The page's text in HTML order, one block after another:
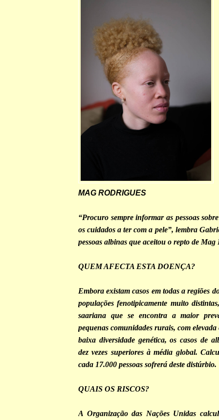
MAG RODRIGUES
“Procuro sempre informar as pessoas
os cuidados a ter com a pele”, lembra
pessoas albinas que aceitou o repto de Mag
QUEM AFECTA ESTA DOENÇA?
Embora existam casos em todas a regiões
populações fenotipicamente muito
saariana que se encontra a maior
pequenas comunidades rurais, com
baixa diversidade genética, os casos de
dez vezes superiores à média global.
cada 17.000 pessoas sofrerá deste distúrbio.
QUAIS OS RISCOS?
A Organização das Nações Unidas